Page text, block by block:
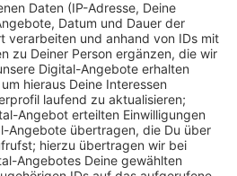
Finanzservice. Auch beim
und Wohnen kann es
Stadt weist darauf hin, dass
das Bürgerbüro kümmert,